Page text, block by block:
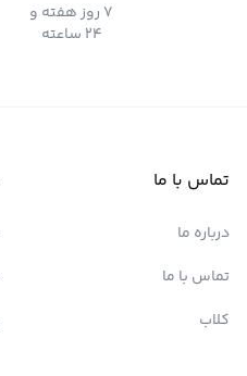
7 روز هفته و
24 ساعته
تماس با ما
درباره ما
تماس با ما
کلاب